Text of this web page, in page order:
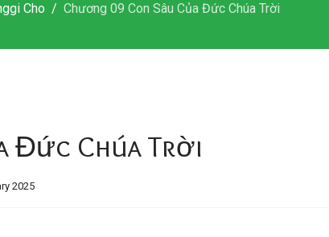
Cho Chương 09 Con Sâu Của Đức Chúa Trời
Đức Chúa Trời
2025